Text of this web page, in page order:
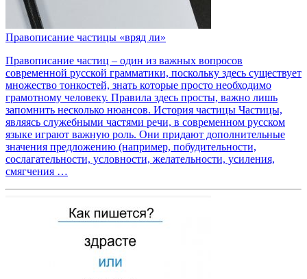
Правописание частицы «вряд ли»
Правописание частиц – один из важных вопросов
современной русской грамматики, поскольку здесь существует
множество тонкостей, знать которые просто необходимо
грамотному человеку. Правила здесь просты, важно лишь
запомнить несколько нюансов. История частицы Частицы,
являясь служебными частями речи, в современном русском
языке играют важную роль. Они придают дополнительные
значения предложению (например, побудительности,
сослагательности, условности, желательности, усиления,
смягчения …